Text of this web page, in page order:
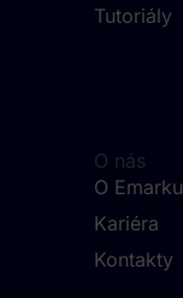
Tutoriály
O nás
O Emarku
Kariéra
Kontakty